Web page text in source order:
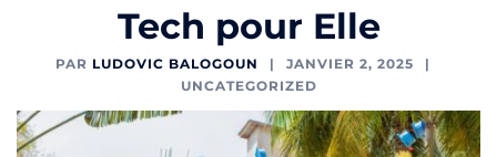
Tech pour Elle
PAR LUDOVIC BALOGOUN
JANVIER 2, 2025
UNCATEGORIZED